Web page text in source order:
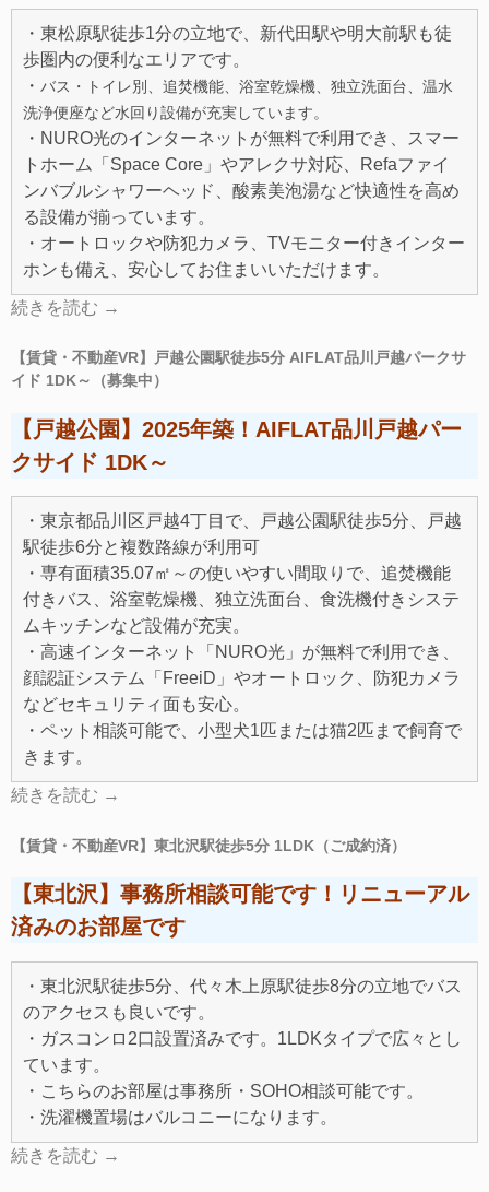
・東松原駅徒歩1分の立地で、新代田駅や明大前駅も徒
歩圏内の便利なエリアです。
・ バス・トイレ別、追焚機能、浴室乾燥機、独立洗面台、温水
洗浄便座など水回り設備が充実しています。
・NURO光のインターネットが無料で利用でき、スマー
トホーム「Space Core」やアレクサ対応、Refaファイ
ンバブルシャワーヘッド、酸素美泡湯など快適性を高め
る設備が揃っています。
・オートロックや防犯カメラ、TVモニター付きインター
ホンも備え、安心してお住まいいただけます。
続きを読む →
【賃貸・不動産VR】戸越公園駅徒歩5分 AIFLAT品川戸越パークサ
イド 1DK～（募集中）
【戸越公園】2025年築！AIFLAT品川戸越パー
クサイド 1DK～
・東京都品川区戸越4丁目で、戸越公園駅徒歩5分、戸越
駅徒歩6分と複数路線が利用可
・専有面積35.07㎡～の使いやすい間取りで、追焚機能
付きバス、浴室乾燥機、独立洗面台、食洗機付きシステ
ムキッチンなど設備が充実。
・高速インターネット「NURO光」が無料で利用でき、
顔認証システム「FreeiD」やオートロック、防犯カメラ
などセキュリティ面も安心。
・ペット相談可能で、小型犬1匹または猫2匹まで飼育で
きます。
続きを読む →
【賃貸・不動産VR】東北沢駅徒歩5分 1LDK（ご成約済）
【東北沢】事務所相談可能です！リニューアル
済みのお部屋です
・東北沢駅徒歩5分、代々木上原駅徒歩8分の立地でバス
のアクセスも良いです。
・ガスコンロ2口設置済みです。1LDKタイプで広々とし
ています。
・こちらのお部屋は事務所・SOHO相談可能です。
・洗濯機置場はバルコニーになります。
続きを読む →